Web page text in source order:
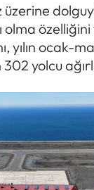
olma özelliğini
yılın ocak-
yolcu